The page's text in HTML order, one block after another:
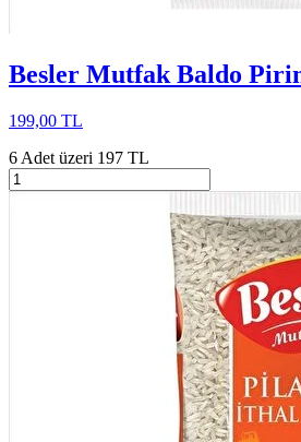
Besler Mutfak Baldo
199,00 TL
6 Adet üzeri 197 TL